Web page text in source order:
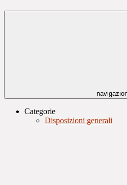
Categorie
Disposizioni generali